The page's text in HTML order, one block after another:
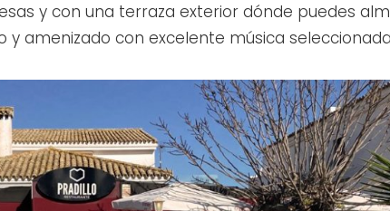
y con una terraza exterior dónde puedes
y amenizado con excelente música